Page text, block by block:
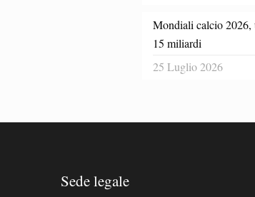
Mondiali calcio 2026,
15 miliardi
25 Luglio 2026
Sede legale